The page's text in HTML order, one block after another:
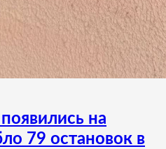
на
79 остановок в